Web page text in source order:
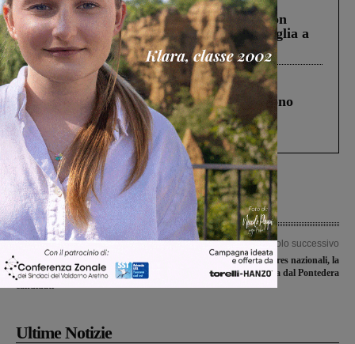
Scomparso da una struttura di Castiglion
Fiorentino l’uomo che aveva ucciso la figlia a
Levane nel 2020
Cronaca 4 Agosto 2026
Un anno fa la strage in A1 in cui morirono
Gianni, Giulia e Franco. Lo schianto, il
processo, lo stop ai sorpassi fra tir....
Articolo precedente
Amministrative, “Insieme per
Rignano”presenta la lista dei
candidati
Articolo successivo
Campionato juniores nazionali, la
Sangiovannese battuta dal Pontedera
Ultime Notizie